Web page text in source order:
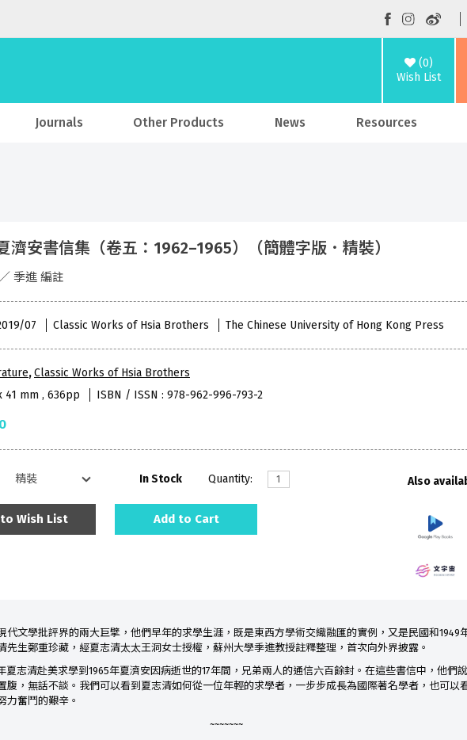
(0)
Wish List
Journals Other Products News Resources
濟安書信集（卷五：1962–1965）（簡體字版．精裝）
季進 編註
07 Classic Works of Hsia Brothers The Chinese University of Hong Kong Press
,Classic Works of Hsia Brothers
41 mm , 636pp
ISBN / ISSN : 978-962-996-793-2
In Stock Quantity:
Wish List Add to Cart
Also
代文學批評界的兩大巨擘，他們早年的求學生涯，既是東西方學術交織融匯的實例，又是民國和1949
先生鄭重珍藏，經夏志清太太王洞女士授權，蘇州大學季進教授註釋整理，首次向外界披露。
夏志清赴美求學到1965年夏濟安因病逝世的17年間，兄弟兩人的通信六百餘封。在這些書信中，他們
腹，無話不談。我們可以看到夏志清如何從一位年輕的求學者，一步步成長為國際著名學者，也可以
力奮鬥的艱辛。
~~~~~~~